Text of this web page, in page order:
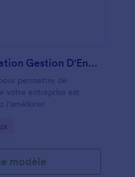
Formulaire D'évaluation Gestion D'Entreprise
permettre de
votre entreprise est
l'améliorer.
modèle